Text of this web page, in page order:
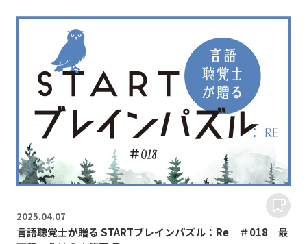
2025.04.07
言語聴覚士が贈る STARTブレインパズル：Re｜＃018｜最